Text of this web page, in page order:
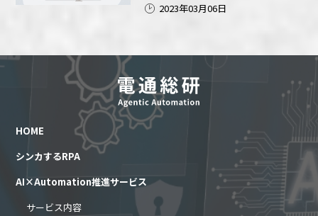
2023年03月06日
HOME
シンカするRPA
AI×Automation推進サービス
サービス内容